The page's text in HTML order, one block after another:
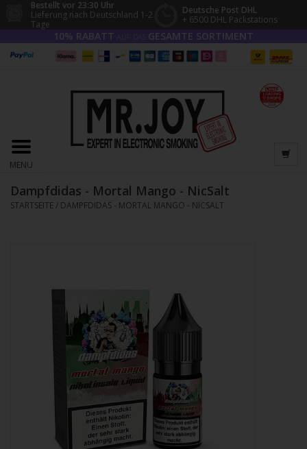
Bestellt vor 23:30 Uhr
Lieferung nach Deutschland 1-2
Tage
Deutsche Post DHL
+ 6500 DHL Packstations
10% RABATT GESAMTE SORTIMENT
MENU
Dampfdidas - Mortal Mango - NicSalt
STARTSEITE / DAMPFDIDAS - MORTAL MANGO - NICSALT